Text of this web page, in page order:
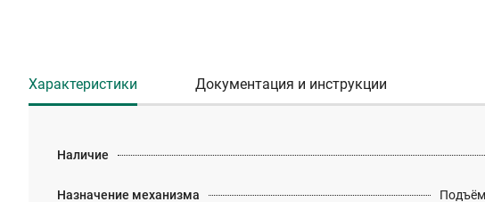
Характеристики Документация и инструкции
Наличие
Назначение механизма